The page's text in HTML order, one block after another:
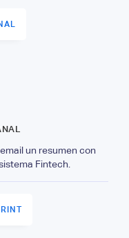
un resumen con
Fintech.